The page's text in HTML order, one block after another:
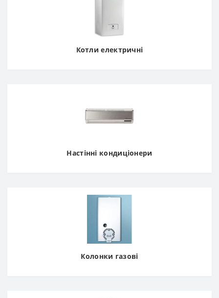
Котли електричні
Настінні кондиціонери
Колонки газові